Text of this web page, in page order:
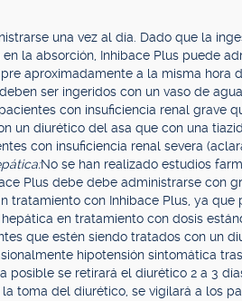
una vez al día. Dado que la
la absorción, Inhibace Plus puede
aproximadamente a la misma hora
ser ingeridos con un vaso de agua.
con insuficiencia renal grave
un diurético del asa que con una
con insuficiencia renal severa
No se han realizado estudios
Plus debe debe administrarse con
tratamiento con Inhibace Plus, ya
en tratamiento con dosis
que estén siendo tratados con un
hipotensión sintomática
posible se retirará el diurético 2 a 3
toma del diurético, se vigilará a los